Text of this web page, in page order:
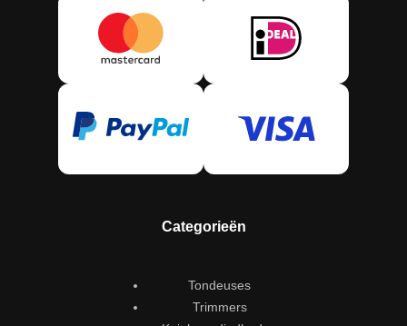
Categorieën
Tondeuses
Trimmers